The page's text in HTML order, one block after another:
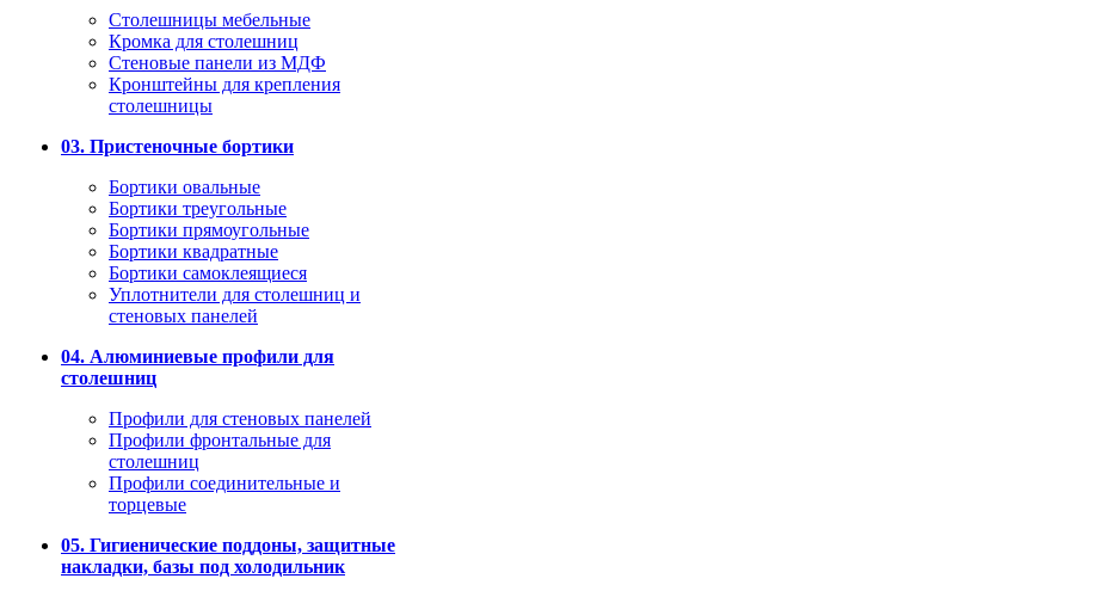
Столешницы мебельные
Кромка для столешниц
Стеновые панели из МДФ
Кронштейны для крепления
столешницы
03. Пристеночные бортики
Бортики овальные
Бортики треугольные
Бортики прямоугольные
Бортики квадратные
Бортики самоклеящиеся
Уплотнители для столешниц и
стеновых панелей
04. Алюминиевые профили для
столешниц
Профили для стеновых панелей
Профили фронтальные для
столешниц
Профили соединительные и
торцевые
05. Гигиенические поддоны, защитные
накладки, базы под холодильник